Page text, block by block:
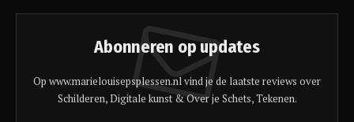
Abonneren op updates
Op www.marielouisepsplessen.nl vind je de laatste reviews over
Schilderen, Digitale kunst & Over je Schets, Tekenen.